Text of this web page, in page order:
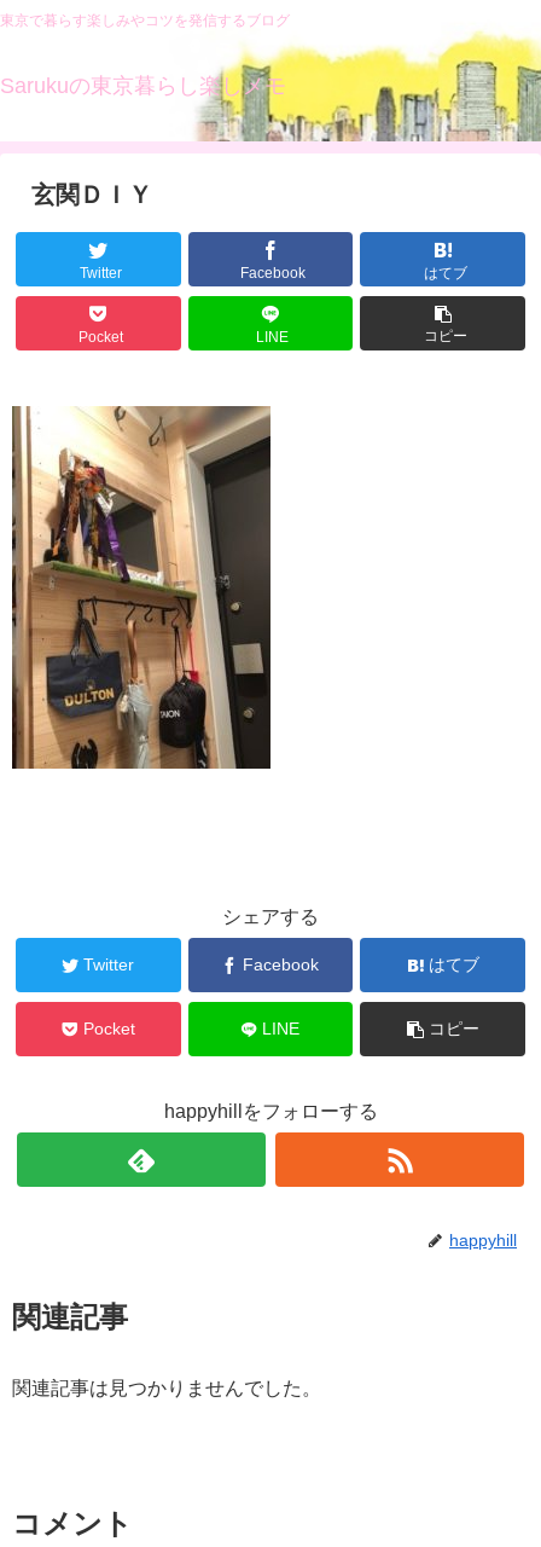
東京で暮らす楽しみやコツを発信するブログ
Sarukuの東京暮らし楽しメモ
玄関ＤＩＹ
Twitter Facebook はてブ
Pocket LINE コピー
シェアする
Twitter Facebook はてブ
Pocket LINE コピー
happyhillをフォローする
happyhill
関連記事
関連記事は見つかりませんでした。
コメント